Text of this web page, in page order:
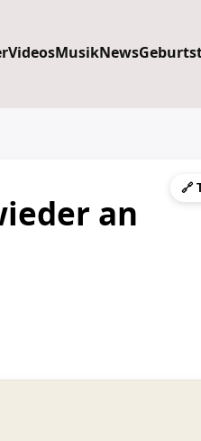
VideosMusikNews
🔗
an